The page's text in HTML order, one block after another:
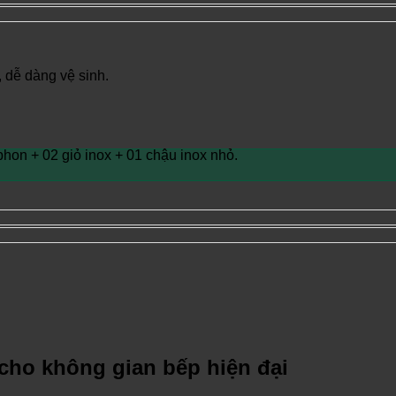
dàng vệ sinh.
+ 02 giỏ inox + 01 chậu inox nhỏ.
không gian bếp hiện đại